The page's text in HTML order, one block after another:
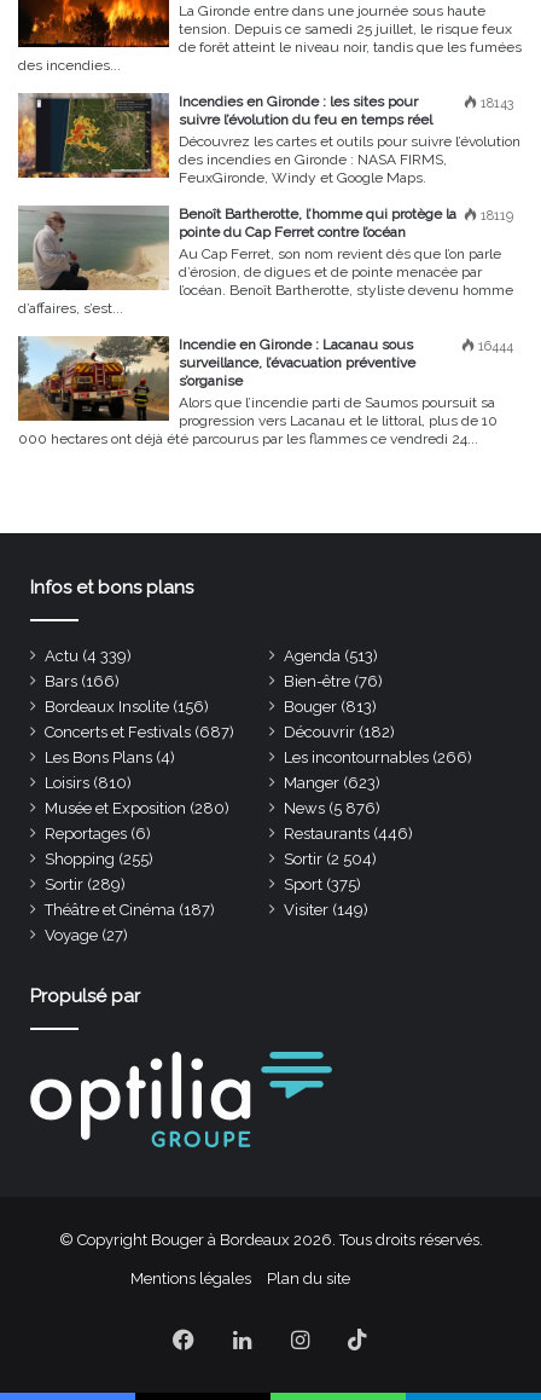
La Gironde entre dans une journée sous haute
tension. Depuis ce samedi 25 juillet, le risque feux
de forêt atteint le niveau noir, tandis que les fumées
des incendies...
18143
Incendies en Gironde : les sites pour
suivre l’évolution du feu en temps réel
Découvrez les cartes et outils pour suivre l’évolution
des incendies en Gironde : NASA FIRMS,
FeuxGironde, Windy et Google Maps.
18119
Benoît Bartherotte, l’homme qui protège la
pointe du Cap Ferret contre l’océan
Au Cap Ferret, son nom revient dès que l’on parle
d’érosion, de digues et de pointe menacée par
l’océan. Benoît Bartherotte, styliste devenu homme
d’affaires, s’est...
16444
Incendie en Gironde : Lacanau sous
surveillance, l’évacuation préventive
s’organise
Alors que l’incendie parti de Saumos poursuit sa
progression vers Lacanau et le littoral, plus de 10
000 hectares ont déjà été parcourus par les flammes ce vendredi 24...
Infos et bons plans
Actu (4 339) Agenda (513)
Bars (166) Bien-être (76)
Bordeaux Insolite (156) Bouger (813)
Concerts et Festivals (687) Découvrir (182)
Les Bons Plans (4) Les incontournables (266)
Loisirs (810) Manger (623)
Musée et Exposition (280) News (5 876)
Reportages (6) Restaurants (446)
Shopping (255) Sortir (2 504)
Sortir (289) Sport (375)
Théâtre et Cinéma (187) Visiter (149)
Voyage (27)
Propulsé par
© Copyright Bouger à Bordeaux 2026. Tous droits réservés.
Mentions légales Plan du site
Facebook
LinkedinInstagram